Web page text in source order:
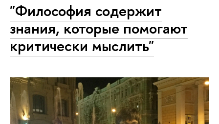
"Философия содержит
знания, которые помогают
критически мыслить"